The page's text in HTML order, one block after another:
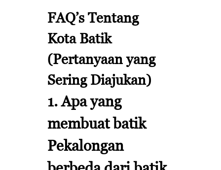
FAQ’s Tentang
Kota Batik
(Pertanyaan yang
Sering Diajukan)
1. Apa yang
membuat batik
Pekalongan